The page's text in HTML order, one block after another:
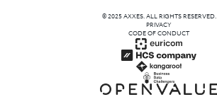
© 2025 AXXES. ALL RIGHTS RESERVED.
PRIVACY
CODE OF CONDUCT